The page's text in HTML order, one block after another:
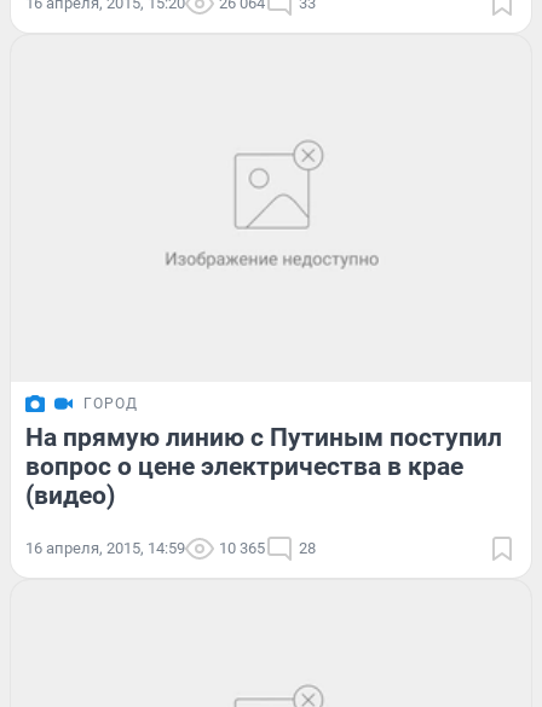
ГОРОД
На прямую линию с Путиным поступил
вопрос о цене электричества в крае
(видео)
16 апреля, 2015, 14:59 10 365 28